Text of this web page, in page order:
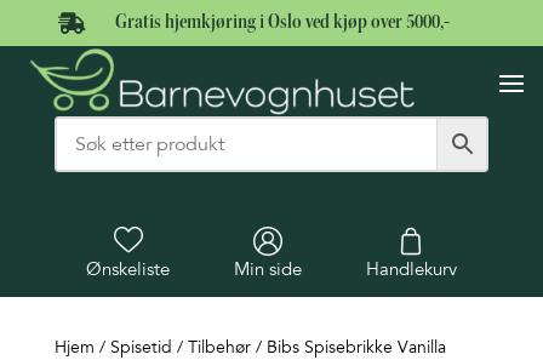
 Gratis hjemkjøring i Oslo ved kjøp over 5000,-
Ønskeliste Min side Handlekurv
Hjem / Spisetid / Tilbehør/ Bibs Spisebrikke Vanilla